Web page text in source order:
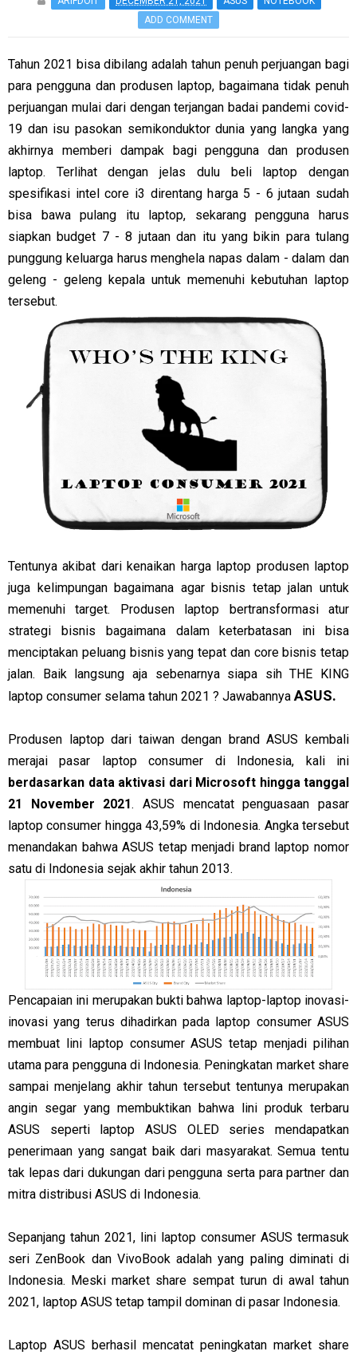
ADD COMMENT
Tahun 2021 bisa dibilang adalah tahun penuh perjuangan bagi
para pengguna dan produsen laptop, bagaimana tidak penuh
perjuangan mulai dari dengan terjangan badai pandemi covid-
19 dan isu pasokan semikonduktor dunia yang langka yang
akhirnya memberi dampak bagi pengguna dan produsen
laptop. Terlihat dengan jelas dulu beli laptop dengan
spesifikasi intel core i3 direntang harga 5 - 6 jutaan sudah
bisa bawa pulang itu laptop, sekarang pengguna harus
siapkan budget 7 - 8 jutaan dan itu yang bikin para tulang
punggung keluarga harus menghela napas dalam - dalam dan
geleng - geleng kepala untuk memenuhi kebutuhan laptop
tersebut.
Tentunya akibat dari kenaikan harga laptop produsen laptop
juga kelimpungan bagaimana agar bisnis tetap jalan untuk
memenuhi target. Produsen laptop bertransformasi atur
strategi bisnis bagaimana dalam keterbatasan ini bisa
menciptakan peluang bisnis yang tepat dan core bisnis tetap
jalan. Baik langsung aja sebenarnya siapa sih THE KING
laptop consumer selama tahun 2021 ? Jawabannya ASUS.
Produsen laptop dari taiwan dengan brand ASUS kembali
merajai pasar laptop consumer di Indonesia, kali ini
berdasarkan data aktivasi dari Microsoft hingga tanggal
21 November 2021. ASUS mencatat penguasaan pasar
laptop consumer hingga 43,59% di Indonesia. Angka tersebut
menandakan bahwa ASUS tetap menjadi brand laptop nomor
satu di Indonesia sejak akhir tahun 2013.
Pencapaian ini merupakan bukti bahwa laptop-laptop inovasi-
inovasi yang terus dihadirkan pada laptop consumer ASUS
membuat lini laptop consumer ASUS tetap menjadi pilihan
utama para pengguna di Indonesia. Peningkatan market share
sampai menjelang akhir tahun tersebut tentunya merupakan
angin segar yang membuktikan bahwa lini produk terbaru
ASUS seperti laptop ASUS OLED series mendapatkan
penerimaan yang sangat baik dari masyarakat. Semua tentu
tak lepas dari dukungan dari pengguna serta para partner dan
mitra distribusi ASUS di Indonesia.
Sepanjang tahun 2021, lini laptop consumer ASUS termasuk
seri ZenBook dan VivoBook adalah yang paling diminati di
Indonesia. Meski market share sempat turun di awal tahun
2021, laptop ASUS tetap tampil dominan di pasar Indonesia.
Laptop ASUS berhasil mencatat peningkatan market share